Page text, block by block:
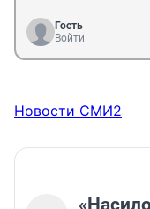
Гость
Войти
Новости СМИ2